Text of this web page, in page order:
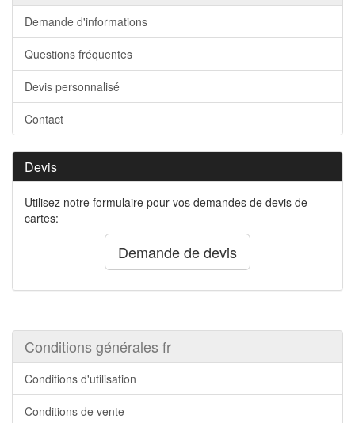
Demande d'informations
Questions fréquentes
Devis personnalisé
Contact
Devis
Utilisez notre formulaire pour vos demandes de devis de
cartes:
Demande de devis
Conditions générales fr
Conditions d'utilisation
Conditions de vente